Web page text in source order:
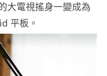
大電視搖身一變成為
平板。